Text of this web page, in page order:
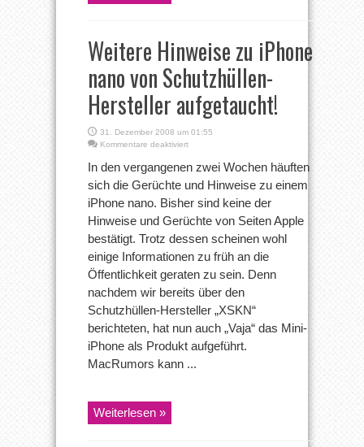
Weitere Hinweise zu iPhone
nano von Schutzhüllen-
Hersteller aufgetaucht!
31. Dezember 2008 um 01:55
Kommentare deaktiviertfür
Hinweise
iPhone
nano
von
Hersteller
aufgetaucht!
In den vergangenen zwei Wochen häuften
sich die Gerüchte und Hinweise zu einem
iPhone nano. Bisher sind keine der
Hinweise und Gerüchte von Seiten Apple
bestätigt. Trotz dessen scheinen wohl
einige Informationen zu früh an die
Öffentlichkeit geraten zu sein. Denn
nachdem wir bereits über den
Schutzhüllen-Hersteller „XSKN“
berichteten, hat nun auch „Vaja“ das Mini-
iPhone als Produkt aufgeführt.
MacRumors kann ...
Weiterlesen »